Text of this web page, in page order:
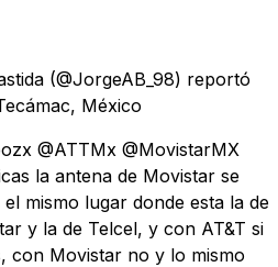
(@JorgeAB_98) reportó
México
@ATTMx @MovistarMX
la antena de Movistar se
mismo lugar donde esta la de
y la de Telcel, y con AT&T si
con Movistar no y lo mismo